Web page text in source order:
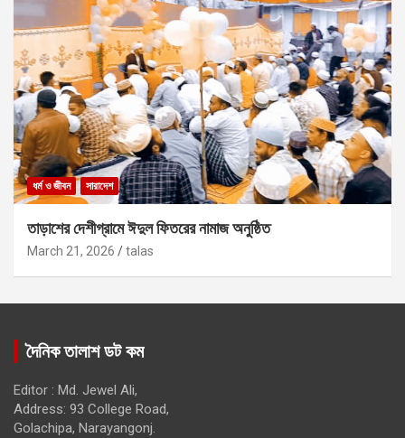
ধর্ম ও জীবন সারাদেশ
তাড়াশের দেশীগ্রামে ঈদুল ফিতরের নামাজ অনুষ্ঠিত
March 21, 2026 talas
দৈনিক তালাশ ডট কম
Editor : Md. Jewel Ali,
Address: 93 College Road,
Golachipa, Narayangonj.